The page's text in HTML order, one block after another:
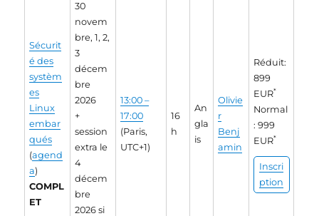
Sécurit
é des
systèm
es
Linux
embar
qués
(agend
a)
COMPL
ET
30
novem
bre, 1, 2,
3
décem
bre
2026
+
session
extra le
4
décem
bre
2026 si
13:00 –
17:00
(Paris,
UTC+1)
16
h
An
gla
is
Olivie
r
Benj
amin
Réduit:
899
EUR*
Normal
: 999
EUR*
Inscri
ption